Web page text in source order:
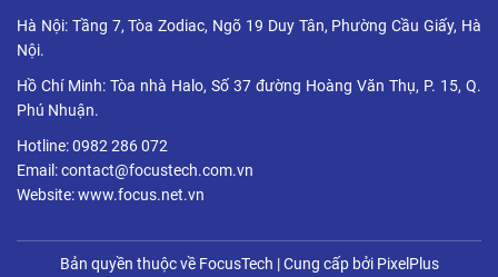
Hà Nội: Tầng 7, Tòa Zodiac, Ngõ 19 Duy Tân, Phường Cầu Giấy, Hà
Nội.
Hồ Chí Minh: Tòa nhà Halo, Số 37 đường Hoàng Văn Thụ, P. 15, Q.
Phú Nhuận.
Hotline: 0982 286 072
Email: contact@focustech.com.vn
Website: www.focus.net.vn
Bản quyền thuộc về FocusTech |Cung cấp bởi PixelPlus